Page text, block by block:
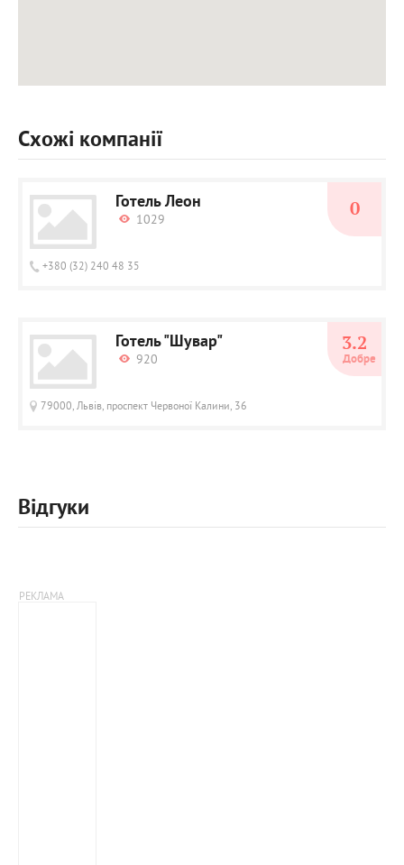
Схожі компанії
Готель Леон
1029
+380 (32) 240 48 35
0
Готель "Шувар"
920
79000, Львів, проспект Червоної Калини, 36
3.2
Добре
Відгуки